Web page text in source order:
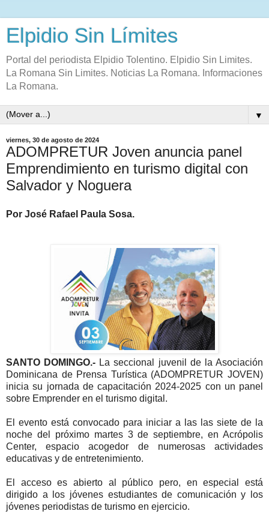
Elpidio Sin Límites
Portal del periodista Elpidio Tolentino. Elpidio Sin Limites.
La Romana Sin Limites. Noticias La Romana. Informaciones
La Romana.
▼
viernes, 30 de agosto de 2024
ADOMPRETUR Joven anuncia panel
Emprendimiento en turismo digital con
Salvador y Noguera
Por José Rafael Paula Sosa.
SANTO DOMINGO.- La seccional juvenil de la Asociación
Dominicana de Prensa Turística (ADOMPRETUR JOVEN)
inicia su jornada de capacitación 2024-2025 con un panel
sobre Emprender en el turismo digital.
El evento está convocado para iniciar a las las siete de la
noche del próximo martes 3 de septiembre, en Acrópolis
Center, espacio acogedor de numerosas actividades
educativas y de entretenimiento.
El acceso es abierto al público pero, en especial está
dirigido a los jóvenes estudiantes de comunicación y los
jóvenes periodistas de turismo en ejercicio.